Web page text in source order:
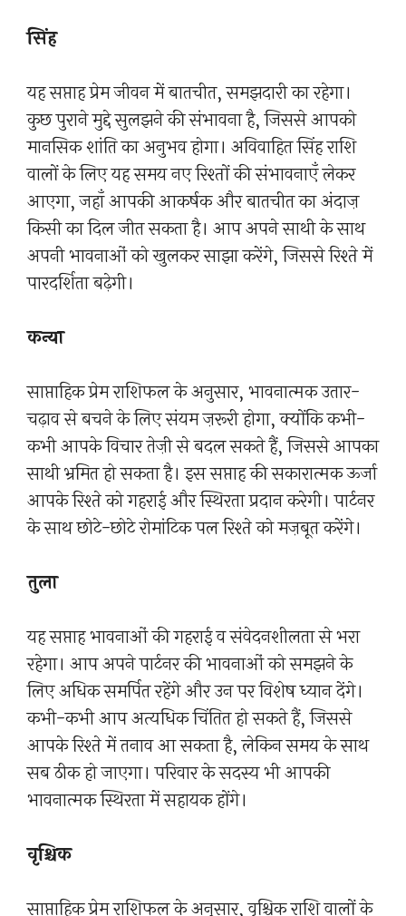
सिंह
यह सप्ताह प्रेम जीवन में बातचीत, समझदारी का रहेगा।
कुछ पुराने मुद्दे सुलझने की संभावना है, जिससे आपको
मानसिक शांति का अनुभव होगा। अविवाहित सिंह राशि
वालों के लिए यह समय नए रिश्तों की संभावनाएँ लेकर
आएगा, जहाँ आपकी आकर्षक और बातचीत का अंदाज़
किसी का दिल जीत सकता है। आप अपने साथी के साथ
अपनी भावनाओं को खुलकर साझा करेंगे, जिससे रिश्ते में
पारदर्शिता बढ़ेगी।
कन्या
साप्ताहिक प्रेम राशिफल के अनुसार, भावनात्मक उतार-
चढ़ाव से बचने के लिए संयम ज़रूरी होगा, क्योंकि कभी-
कभी आपके विचार तेज़ी से बदल सकते हैं, जिससे आपका
साथी भ्रमित हो सकता है। इस सप्ताह की सकारात्मक ऊर्जा
आपके रिश्ते को गहराई और स्थिरता प्रदान करेगी। पार्टनर
के साथ छोटे-छोटे रोमांटिक पल रिश्ते को मज़बूत करेंगे।
तुला
यह सप्ताह भावनाओं की गहराई व संवेदनशीलता से भरा
रहेगा। आप अपने पार्टनर की भावनाओं को समझने के
लिए अधिक समर्पित रहेंगे और उन पर विशेष ध्यान देंगे।
कभी-कभी आप अत्यधिक चिंतित हो सकते हैं, जिससे
आपके रिश्ते में तनाव आ सकता है, लेकिन समय के साथ
सब ठीक हो जाएगा। परिवार के सदस्य भी आपकी
भावनात्मक स्थिरता में सहायक होंगे।
वृश्चिक
साप्ताहिक प्रेम राशिफल के अनुसार, वृश्चिक राशि वालों के